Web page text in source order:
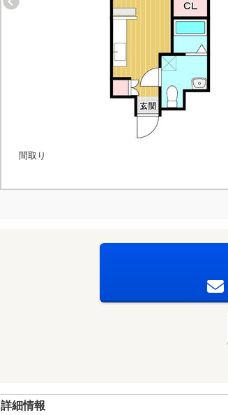
間取り
詳細情報